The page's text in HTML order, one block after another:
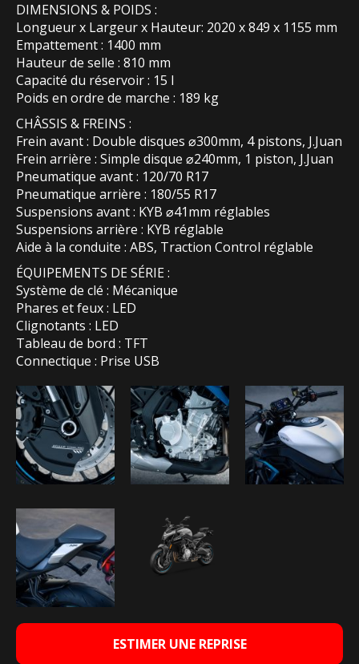
DIMENSIONS & POIDS :
Longueur x Largeur x Hauteur: 2020 x 849 x 1155 mm
Empattement : 1400 mm
Hauteur de selle : 810 mm
Capacité du réservoir : 15 l
Poids en ordre de marche : 189 kg
CHÂSSIS & FREINS :
Frein avant : Double disques ⌀300mm, 4 pistons, J.Juan
Frein arrière : Simple disque ⌀240mm, 1 piston, J.Juan
Pneumatique avant : 120/70 R17
Pneumatique arrière : 180/55 R17
Suspensions avant : KYB ⌀41mm réglables
Suspensions arrière : KYB réglable
Aide à la conduite : ABS, Traction Control réglable
ÉQUIPEMENTS DE SÉRIE :
Système de clé : Mécanique
Phares et feux : LED
Clignotants : LED
Tableau de bord : TFT
Connectique : Prise USB
ESTIMER UNE REPRISE